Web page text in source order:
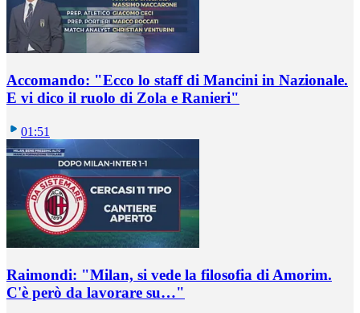
Accomando: "Ecco lo staff di Mancini in Nazionale.
E vi dico il ruolo di Zola e Ranieri"
01:51
Raimondi: "Milan, si vede la filosofia di Amorim.
C'è però da lavorare su…"